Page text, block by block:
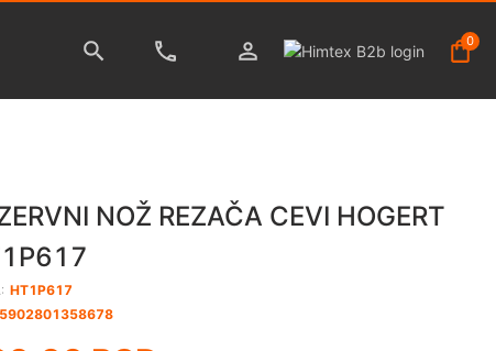
0
NOŽ REZAČA CEVI HOGERT
HT1P617
5902801358678